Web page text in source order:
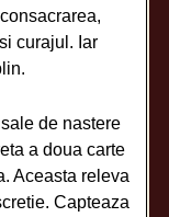
curajul. Iar
de nastere
a doua carte
Aceasta releva
Capteaza